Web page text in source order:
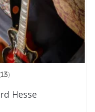
Hesse